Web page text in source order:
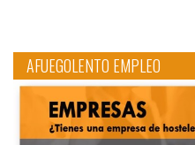
AFUEGOLENTO EMPLEO